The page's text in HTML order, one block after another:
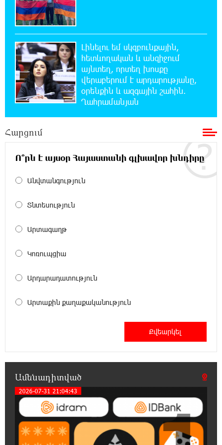
19:07:40 6-08-2026
Հայաստանի բնակչության թիվը շուրջ 7
հազարով ավելացել է
18:49:45 6-08-2026
Իսրայելի ՊԲ-ն հարձակվել է Լիբանանում
«Հըզբոլլահ»-ի հրամանատարական կետերի
և պահեստների վրա
համաձայնության են եկել Յան Դիոմանդեի
տրանսֆերի վերաբերյալ
18:19:28 6-08-2026
առաջարկում է պահանջարկ չունեցող
մասնագիտություններ. Ատոմ Մխիթարյան
ազգային ողբերգություն է․ Ավետիք
Չպետք է լռել, պետք է խոսել Բաքվի ռեժիմի
17:06:15 6-08-2026
հայության խայտառակություն» է անվանել
Ամենայն Հայոց Կաթողիկոսի նկատմամբ
դատավարությունը
17:00:30 6-08-2026
Մեր կրոնական զգացմունքների հետ խաղը
Լինելու եմ սկզբունքային,
հետևողական և անզիջում
այնտեղ, որտեղ խոսքը
վերաբերում է արդարությանը,
օրենքին և ազգային շահին.
Ղահրամանյան
Հարցում
Ո՞րն է այսօր Հայաստանի գլխավոր խնդիրը
Անվտանգություն
Տնտեսություն
Արտագաղթ
Կոռուպցիա
Արդարադատություն
Արտաքին քաղաքականություն
Ամենադիտված
2026-07-31 21:04:43